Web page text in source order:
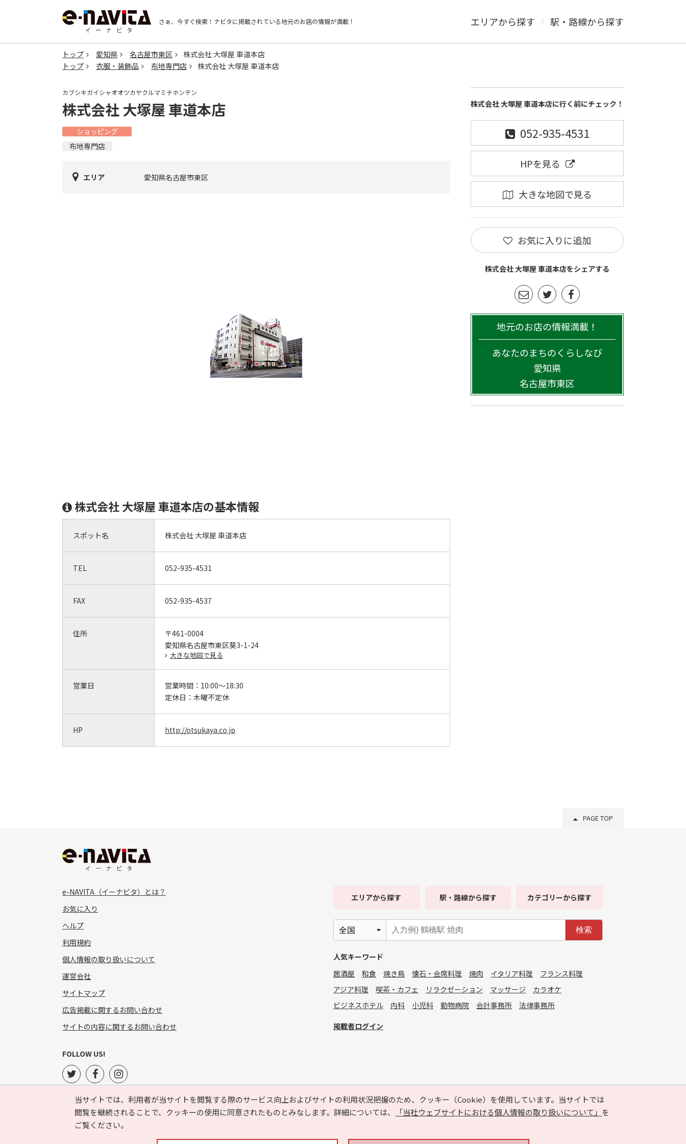
さぁ、今すぐ検索！ ナビタに掲載されている地元のお店の情報が満載！ エリアから探す 駅・路線から探す
トップ 愛知県 名古屋市東区
株式会社 大塚屋 車道本店
トップ
衣服・装飾品 布地専門店 株式会社 大塚屋 車道本店
カブシキガイシャオオツカヤクルマミチホンテン
株式会社 大塚屋 車道本店
ショッピング
布地専門店
エリア 愛知県名古屋市東区
株式会社 大塚屋 車道本店の基本情報
スポット名 株式会社 大塚屋 車道本店
TEL 052-935-4531
FAX 052-935-4537
住所
〒461-0004
愛知県名古屋市東区葵3-1-24
大きな地図で見る
営業日 営業時間： 10:00～18:30
定休日： 木曜不定休
HP http://otsukaya.co.jp
株式会社 大塚屋 車道本店に行く前にチェック！
052-935-4531
HPを見る
大きな地図で見る
お気に入りに追加
株式会社 大塚屋 車道本店をシェアする
地元のお店の情報満載！
あなたのまちのくらしなび
愛知県
名古屋市東区
PAGE TOP
当サイトでは、利用者が当サイトを閲覧する際のサービス向上およびサイトの利用状況把握のため、クッキー（Cookie）を使用しています。当サイトでは
閲覧を継続されることで、クッキーの使用に同意されたものとみなします。詳細については、
「当社ウェブサイトにおける個人情報の取り扱いについて」 を
ご覧ください。
e-NAVITA（イーナビタ）とは？
お気に入り
ヘルプ
利用規約
個人情報の取り扱いについて
運営会社
サイトマップ
広告掲載に関するお問い合わせ
サイトの内容に関するお問い合わせ
エリアから探す 駅・路線から探す カテゴリーから探す
検索
人気キーワード
居酒屋
和食 焼き鳥 懐石・会席料理 焼肉 イタリア料理
フランス料理
アジア料理
喫茶・カフェ リラクゼーション マッサージ
カラオケ
ビジネスホテル
内科 小児科 動物病院 会計事務所 法律事務所
掲載者ログイン
FOLLOW US!
Copyright © HYOJITO.Co.,Ltd. All Rights Reserved.